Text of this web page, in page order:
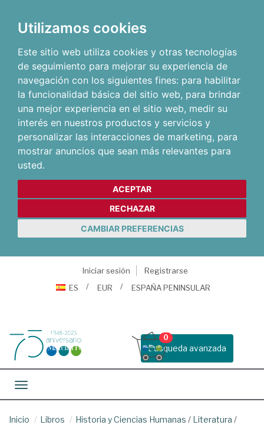
Utilizamos cookies
Este sitio web utiliza cookies y otras tecnologías
de seguimiento para mejorar su experiencia de
navegación con los siguientes fines: para habilitar
la funcionalidad básica del sitio web, para brindar
una mejor experiencia en el sitio web, medir su
interés en nuestros productos y servicios y
personalizar las interacciones de marketing, para
mostrar anuncios que sean más relevantes para
usted.
ACEPTAR
RECHAZAR
CAMBIAR PREFERENCIAS
Iniciar sesión
Registrarse
ES
EUR ESPAÑA PENINSULAR
Busqueda avanzada
0
Toggle navigation
Inicio Libros Historia y Ciencias Humanas / Literatura /